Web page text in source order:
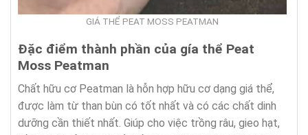
GIÁ THỂ PEAT MOSS PEATMAN
Đặc điểm thành phần của gía thể Peat
Moss Peatman
Chất hữu cơ Peatman là hỗn hợp hữu cơ dạng giá thể,
được làm từ than bùn có tốt nhất và có các chất dinh
dưỡng cần thiết nhất. Giúp cho việc trồng râu, gieo hạt,